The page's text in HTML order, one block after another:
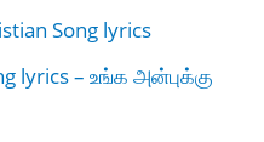
Song lyrics
lyrics – உங்க அன்புக்கு